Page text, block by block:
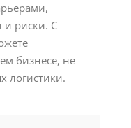
и риски. С
бизнесе, не
логистики.